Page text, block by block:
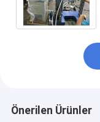
Önerilen Ürünler